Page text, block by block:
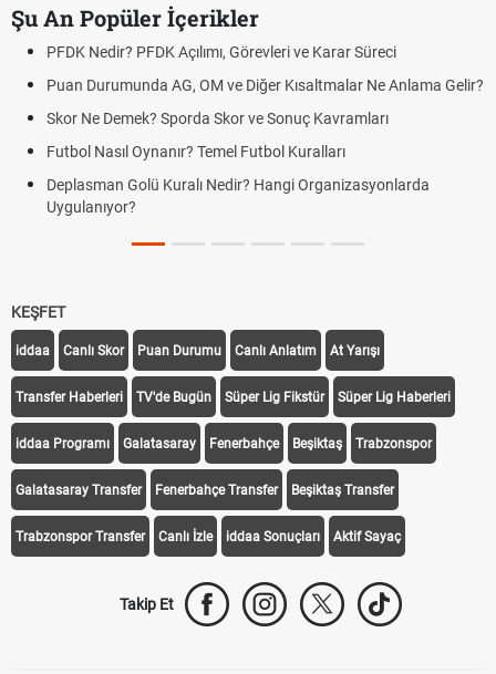
Şu An Popüler İçerikler
PFDK Nedir? PFDK Açılımı, Görevleri ve Karar Süreci
Puan Durumunda AG, OM ve Diğer Kısaltmalar Ne Anlama Gelir?
Skor Ne Demek? Sporda Skor ve Sonuç Kavramları
Futbol Nasıl Oynanır? Temel Futbol Kuralları
Deplasman Golü Kuralı Nedir? Hangi Organizasyonlarda
Uygulanıyor?
KEŞFET
iddaa Canlı Skor Puan Durumu Canlı Anlatım At Yarışı
Transfer Haberleri TV'de Bugün Süper Lig Fikstür Süper Lig Haberleri
iddaa Programı Galatasaray Fenerbahçe Beşiktaş Trabzonspor
Galatasaray Transfer Fenerbahçe Transfer Beşiktaş Transfer
Canlı İzle iddaa Sonuçları Aktif Sayaç